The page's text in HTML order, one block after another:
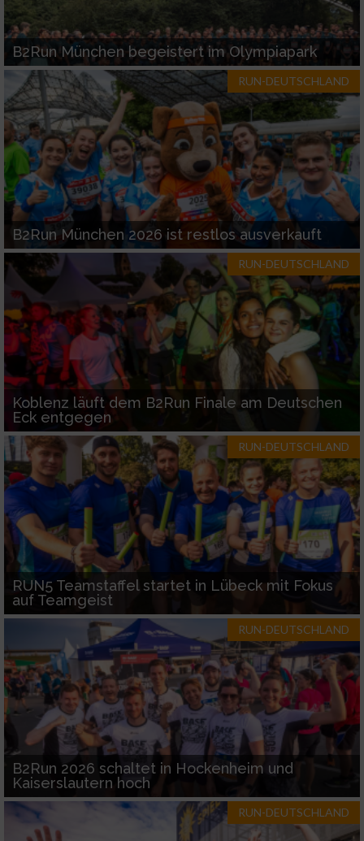
B2Run München begeistert im Olympiapark
RUN-DEUTSCHLAND
B2Run München 2026 ist restlos ausverkauft
RUN-DEUTSCHLAND
Koblenz läuft dem B2Run Finale am Deutschen
Eck entgegen
RUN-DEUTSCHLAND
RUN5 Teamstaffel startet in Lübeck mit Fokus
auf Teamgeist
RUN-DEUTSCHLAND
B2Run 2026 schaltet in Hockenheim und
Kaiserslautern hoch
RUN-DEUTSCHLAND